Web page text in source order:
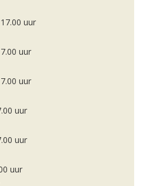
uur
uur
uur
uur
uur
uur